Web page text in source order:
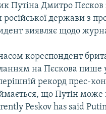
Путіна Дмитро Пєсков
російської держави з
виявляє щодо
кореспондент
на Пєскова пише
рекорд прес-
що Путін може
Peskov has said